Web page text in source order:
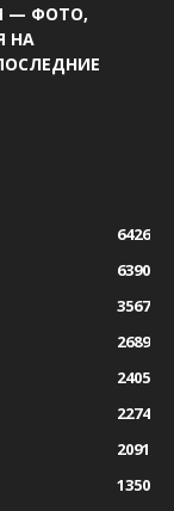
— ФОТО,
НА
6426
6390
3567
2689
2405
2274
2091
1350